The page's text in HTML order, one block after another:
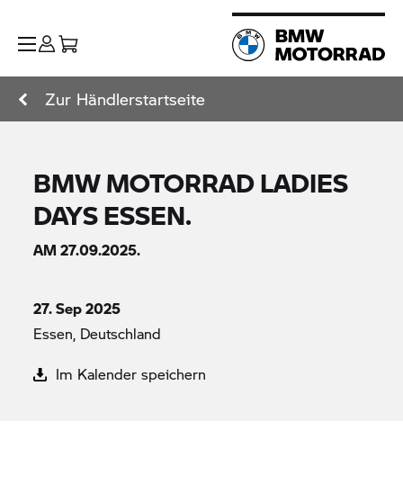
Zur Händlerstartseite
BMW MOTORRADLADIES
DAYS ESSEN.
AM 27.09.2025.
27. Sep 2025
Essen, Deutschland
Im Kalender speichern